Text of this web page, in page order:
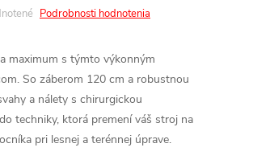
Podrobnosti hodnotenia
maximum s týmto výkonným
So záberom 120 cm a robustnou
a nálety s chirurgickou
techniky, ktorá premení váš stroj na
pri lesnej a terénnej úprave.